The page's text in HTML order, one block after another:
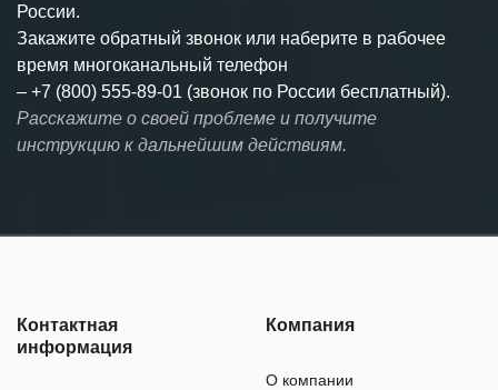
России.
Закажите обратный звонок или наберите в рабочее
время многоканальный телефон
– +7 (800) 555-89-01 (звонок по России бесплатный).
Расскажите о своей проблеме и получите
инструкцию к дальнейшим действиям.
Контактная
информация
Компания
О компании